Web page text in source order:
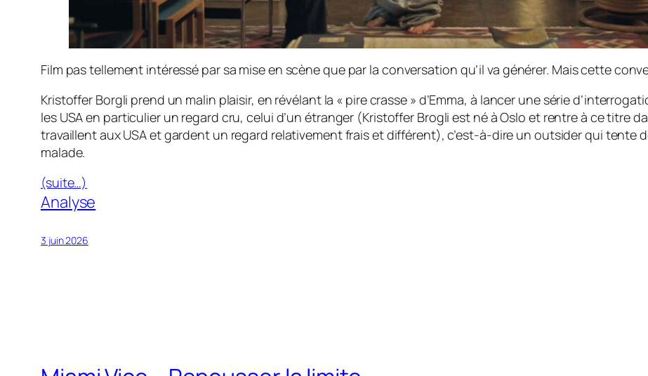
Film pas tellement intéressé par sa mise en scène que par la conversation qu’il va générer. Mais cette
Kristoffer Borgli prend un malin plaisir, en révélant la « pire crasse » d’Emma, à lancer une série
les USA en particulier un regard cru, celui d’un étranger (Kristoffer Brogli est né à Oslo et rentre à ce titre
travaillent aux USA et gardent un regard relativement frais et différent), c’est-à-dire un outsider qui
malade.
(suite…)
Analyse
3 juin 2026